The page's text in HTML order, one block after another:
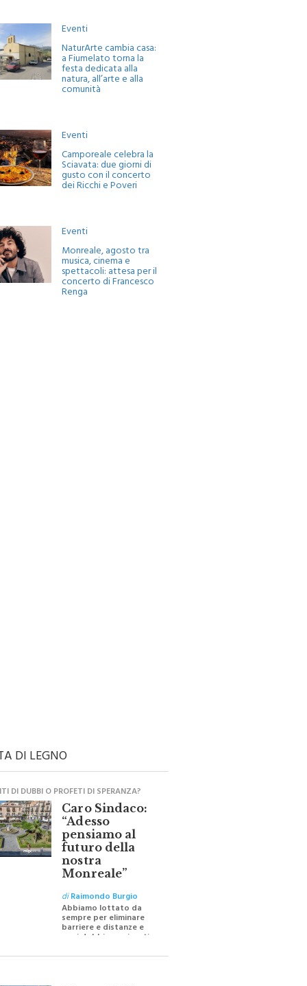
Eventi
NaturArte cambia casa:
a Fiumelato torna la
festa dedicata alla
natura, all’arte e alla
comunità
Eventi
Camporeale celebra la
Sciavata: due giorni di
gusto con il concerto
dei Ricchi e Poveri
Eventi
Monreale, agosto tra
musica, cinema e
spettacoli: attesa per il
concerto di Francesco
Renga
DI LEGNO
DI DUBBI O PROFETI DI SPERANZA?
Caro Sindaco:
“Adesso
pensiamo al
futuro della
nostra
Monreale”
diRaimondo Burgio
Abbiamo lottato da
sempre per eliminare
barriere e distanze e
oggi dobbiamo ripartire